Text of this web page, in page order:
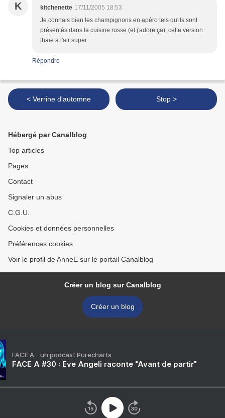
K kitchenette 17/11/2005 18:53
Je connais bien les champignons en apéro tels qu'ils sont
présentés dans la cuisine russe (et j'adore ça), cette version
thaïe a l'air super.
Répondre
< Verrine d'automne Stop >
Hébergé par Canalblog
Top articles
Pages
Contact
Signaler un abus
C.G.U.
Cookies et données personnelles
Préférences cookies
Voir le profil de AnneE sur le portail Canalblog
Créer un blog sur Canalblog
Créer un blog
FACE A - un podcast Purecharts
FACE A #30 : Eve Angeli raconte "Avant de partir"